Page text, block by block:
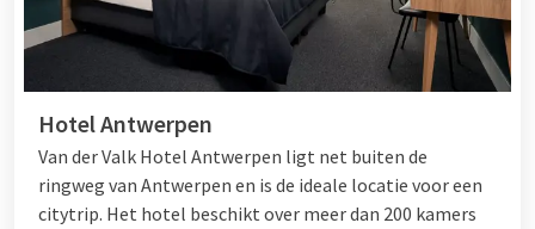
Hotel Antwerpen
Van der Valk Hotel Antwerpen ligt net buiten de
ringweg van Antwerpen en is de ideale locatie voor een
citytrip. Het hotel beschikt over meer dan 200 kamers